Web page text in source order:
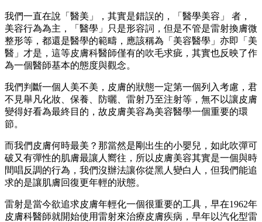
我們一直在說「醫美」，其實是錯誤的，「醫學美容」 者，
美容行為為主，「醫學」只是形容詞，但是不管是雷射換膚微
整形等，都還是醫學的範疇，應該稱為「美容醫學」亦即「美
醫」才是，這等皮膚科醫師僅有的吹毛求疵，其實也反映了作
為一個醫師基本的態度與觀念。
我們判斷一個人美不美，皮膚的狀態一定第一個列入考慮，君
不見舉凡化妝、保養、防曬、雷射乃至注射等，無不以讓皮膚
變得好看為最終目的，故皮膚美容為美容醫學一個重要的環
節。
而我們皮膚何時最美？那當然是剛出生的小嬰兒，如此吹彈可
破又有彈性的肌膚最讓人嚮往，所以皮膚美容其實是一個與時
間唱反調的行為，我們沒辦法讓你從黑人變白人，但我們能追
求的是讓肌膚回復更年輕的狀態。
雷射是當今欲追求皮膚年輕化一個很重要的工具，早在1962年
皮膚科醫師就開始使用雷射來治療皮膚疾病，早年以汽化型雷